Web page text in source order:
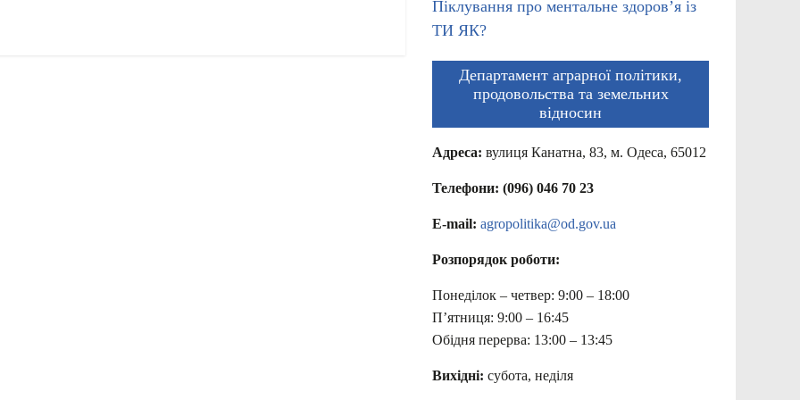
Піклування про ментальне здоров’я із
ТИ ЯК?
Департамент аграрної політики,
продовольства та земельних
відносин
Адреса: вулиця Канатна, 83, м. Одеса, 65012
Телефони: (096) 046 70 23
E-mail: agropolitika@od.gov.ua
Розпорядок роботи:
Понеділок – четвер: 9:00 – 18:00
П’ятниця: 9:00 – 16:45
Обідня перерва: 13:00 – 13:45
Вихідні: субота, неділя